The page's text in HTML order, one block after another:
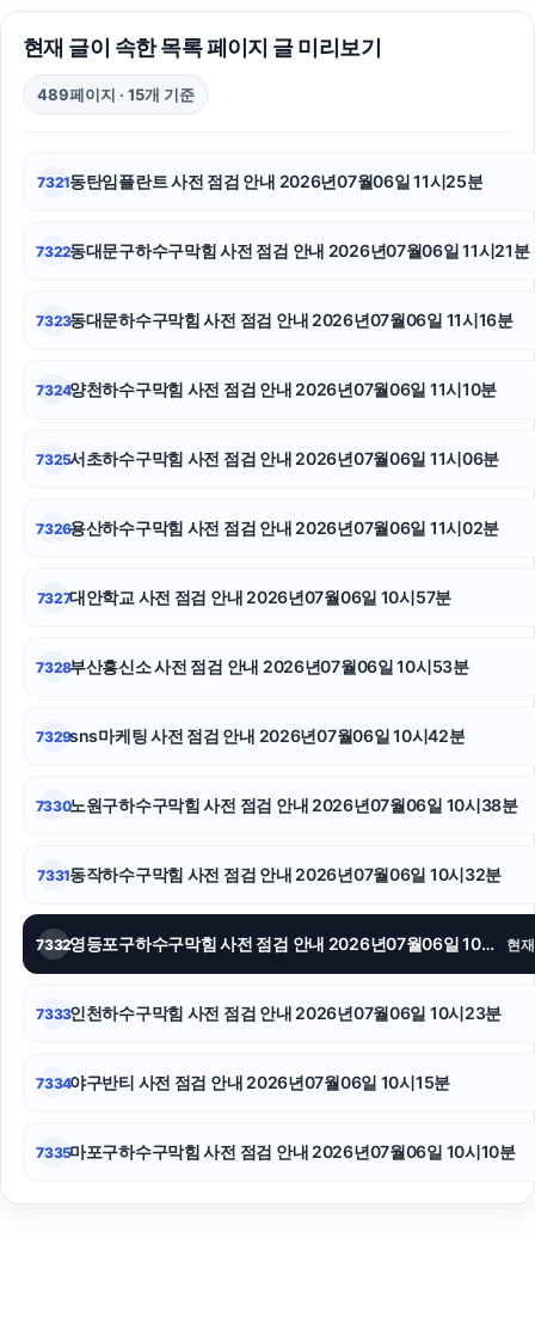
수원이혼전문변호사
암요양병원
강남상간소송변호사
인천형사전문변호사
인스타그램 좋아요 늘리기
인스타그램 팔로워 늘리기
서울성범죄전문변호사
현재 글이 속한 목록 페이지 글 미리보기
489페이지 · 15개 기준
7321동탄임플란트 사전 점검 안내 2026년07월06일 11시25분
7322동대문구하수구막힘 사전 점검 안내 2026년07월06일 11시21분
7323동대문하수구막힘 사전 점검 안내 2026년07월06일 11시16분
7324양천하수구막힘 사전 점검 안내 2026년07월06일 11시10분
7325서초하수구막힘 사전 점검 안내 2026년07월06일 11시06분
7326용산하수구막힘 사전 점검 안내 2026년07월06일 11시02분
7327대안학교 사전 점검 안내 2026년07월06일 10시57분
7328부산흥신소 사전 점검 안내 2026년07월06일 10시53분
7329sns마케팅 사전 점검 안내 2026년07월06일 10시42분
7330노원구하수구막힘 사전 점검 안내 2026년07월06일 10시38분
7331동작하수구막힘 사전 점검 안내 2026년07월06일 10시32분
7332 영등포구하수구막힘 사전 점검 안내 2026년07월06일 10시26분 현
7333인천하수구막힘 사전 점검 안내 2026년07월06일 10시23분
7334야구반티 사전 점검 안내 2026년07월06일 10시15분
7335마포구하수구막힘 사전 점검 안내 2026년07월06일 10시10분